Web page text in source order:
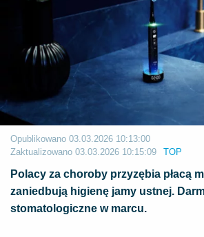
Opublikowano 03.03.2026 10:13:00
Zaktualizowano 03.03.2026 10:15:09 TOP
Polacy za choroby przyzębia płacą
zaniedbują higienę jamy ustnej.
stomatologiczne w marcu.